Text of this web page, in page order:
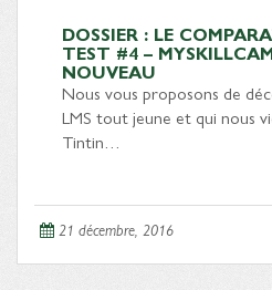
DOSSIER : LE
TEST #4 –
NOUVEAU
Nous vous proposons de
LMS tout jeune et qui nous
Tintin…
21 décembre, 2016